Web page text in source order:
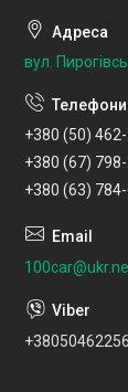
вул.
+380 (50)
+380 (67)
+380 (63)